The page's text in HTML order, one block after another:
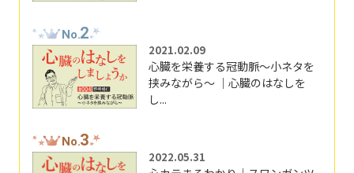
No.2
2021.02.09
心臓を栄養する冠動脈～小ネタを
挟みながら～ ｜心臓のはなしを
し...
No.3
2022.05.31